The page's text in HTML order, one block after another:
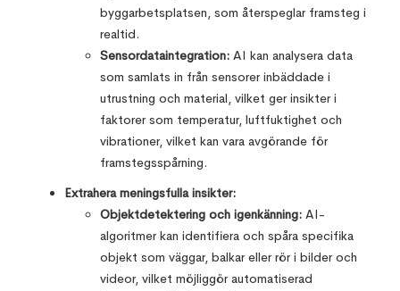
byggarbetsplatsen, som återspeglar framsteg i
realtid.
Sensordataintegration: AI kan analysera data
som samlats in från sensorer inbäddade i
utrustning och material, vilket ger insikter i
faktorer som temperatur, luftfuktighet och
vibrationer, vilket kan vara avgörande för
framstegsspårning.
Extrahera meningsfulla insikter:
Objektdetektering och igenkänning: AI-
algoritmer kan identifiera och spåra specifika
objekt som väggar, balkar eller rör i bilder och
videor, vilket möjliggör automatiserad